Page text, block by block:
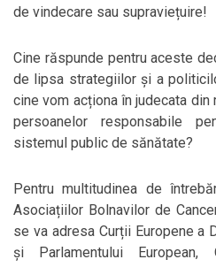
de vindecare sau supraviețuire!
Cine răspunde pentru aceste
de lipsa strategiilor și a
cine vom acționa în judecata
persoanelor responsabile
sistemul public de sănătate?
Pentru multitudinea de
Asociațiilor Bolnavilor de
se va adresa Curții Europene a
și Parlamentului European,